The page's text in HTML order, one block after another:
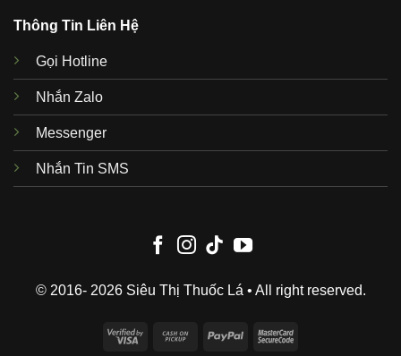
Thông Tin Liên Hệ
Gọi Hotline
Nhắn Zalo
Messenger
Nhắn Tin SMS
Visa
Cash
PayPal MasterCard
© 2016- 2026 Siêu Thị Thuốc Lá • All right reserved.